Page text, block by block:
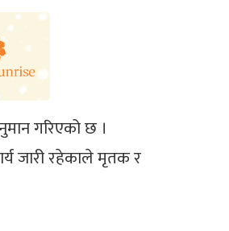
गरिएको छ ।
जारी रहेकाले मृतक र